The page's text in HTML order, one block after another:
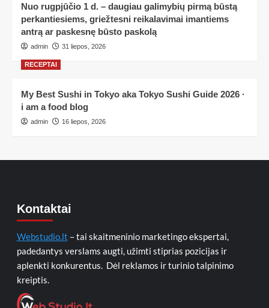
Nuo rugpjūčio 1 d. – daugiau galimybių pirmą būstą
perkantiesiems, griežtesni reikalavimai imantiems
antrą ar paskesnę būsto paskolą
admin 31 liepos, 2026
RECEPTAI
My Best Sushi in Tokyo aka Tokyo Sushi Guide 2026 ·
i am a food blog
admin 16 liepos, 2026
Kontaktai
Webstudio.lt – tai skaitmeninio marketingo ekspertai,
padedantys verslams augti, užimti stiprias pozicijas ir
aplenkti konkurentus. Dėl reklamos ir turinio talpinimo
kreiptis.